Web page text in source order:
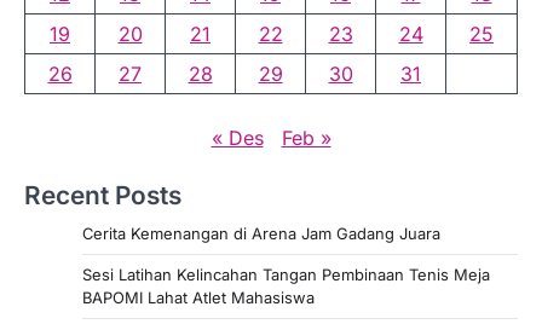
19
20 21 22 23 24
25
26
27 28 29 30 31
« Des Feb »
Recent Posts
Cerita Kemenangan di Arena Jam Gadang Juara
Sesi Latihan Kelincahan Tangan Pembinaan Tenis Meja
BAPOMI Lahat Atlet Mahasiswa